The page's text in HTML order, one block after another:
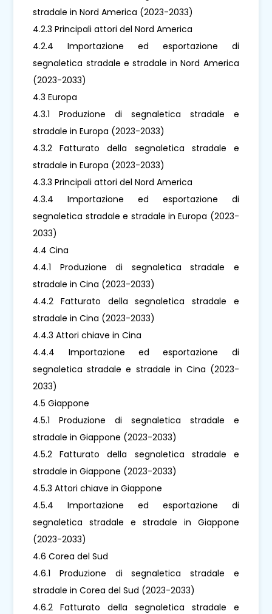
stradale in Nord America (2023-2033)
4.2.3 Principali attori del Nord America
4.2.4 Importazione ed esportazione di
segnaletica stradale e stradale in Nord America
(2023-2033)
4.3 Europa
4.3.1 Produzione di segnaletica stradale e
stradale in Europa (2023-2033)
4.3.2 Fatturato della segnaletica stradale e
stradale in Europa (2023-2033)
4.3.3 Principali attori del Nord America
4.3.4 Importazione ed esportazione di
segnaletica stradale e stradale in Europa (2023-
2033)
4.4 Cina
4.4.1 Produzione di segnaletica stradale e
stradale in Cina (2023-2033)
4.4.2 Fatturato della segnaletica stradale e
stradale in Cina (2023-2033)
4.4.3 Attori chiave in Cina
4.4.4 Importazione ed esportazione di
segnaletica stradale e stradale in Cina (2023-
2033)
4.5 Giappone
4.5.1 Produzione di segnaletica stradale e
stradale in Giappone (2023-2033)
4.5.2 Fatturato della segnaletica stradale e
stradale in Giappone (2023-2033)
4.5.3 Attori chiave in Giappone
4.5.4 Importazione ed esportazione di
segnaletica stradale e stradale in Giappone
(2023-2033)
4.6 Corea del Sud
4.6.1 Produzione di segnaletica stradale e
stradale in Corea del Sud (2023-2033)
4.6.2 Fatturato della segnaletica stradale e